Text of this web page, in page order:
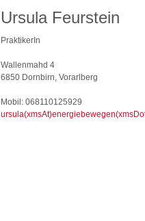
Ursula Feurstein
PraktikerIn
Wallenmahd 4
6850 Dornbirn, Vorarlberg
Mobil: 068110125929